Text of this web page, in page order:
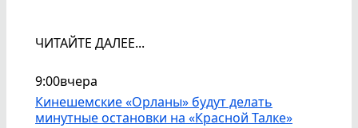
ЧИТАЙТЕ ДАЛЕЕ...
9:00вчера
Кинешемские «Орланы» будут делать
минутные остановки на «Красной Талке»